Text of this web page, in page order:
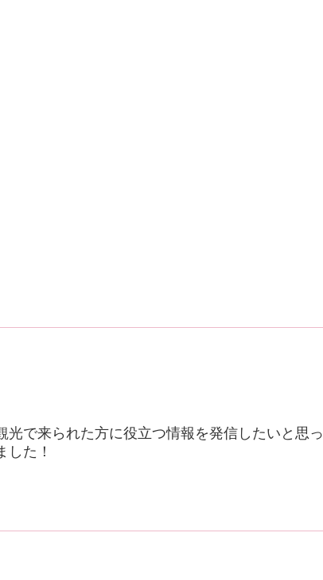
光で来られた方に役立つ情報を発信したいと思っ
た！